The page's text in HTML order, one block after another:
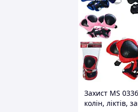
Захист MS
колін, ліктів,